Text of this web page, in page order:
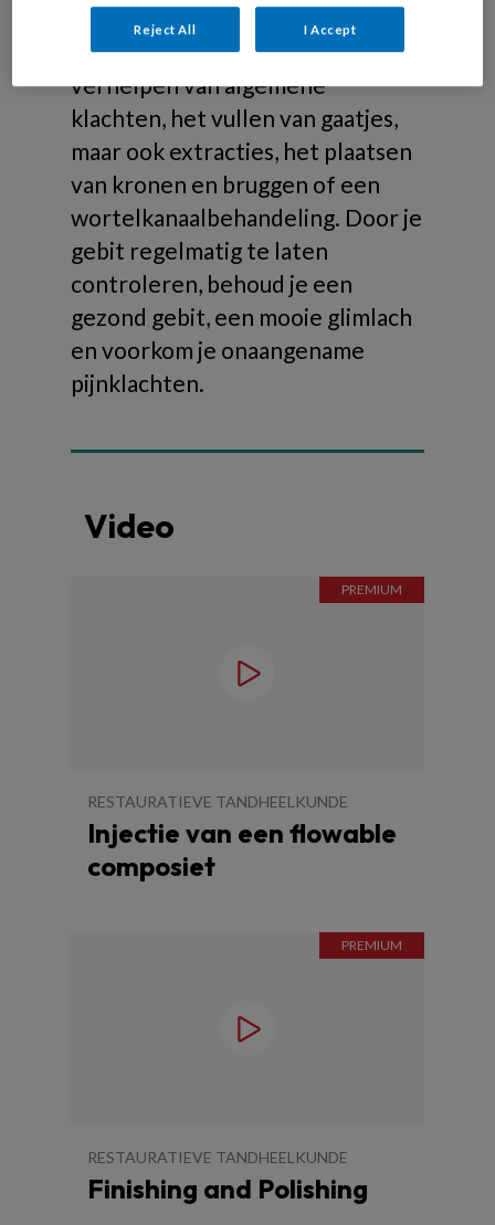
te gaan. Hierbij kun je denken aan
periodieke controles, het
verhelpen van algemene
klachten, het vullen van gaatjes,
maar ook extracties, het plaatsen
van kronen en bruggen of een
wortelkanaalbehandeling. Door je
gebit regelmatig te laten
controleren, behoud je een
gezond gebit, een mooie glimlach
en voorkom je onaangename
pijnklachten.
Video
RESTAURATIEVE TANDHEELKUNDE
Injectie van een flowable
composiet
RESTAURATIEVE TANDHEELKUNDE
Finishing and Polishing
Reject All I Accept